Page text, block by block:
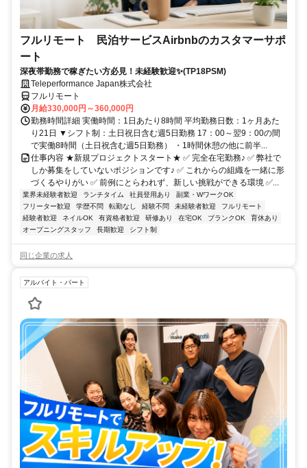
フルリモート 民泊サービスAirbnbのカスタマーサポ
ート
深夜帯勤務で稼ぎたい方必見！未経験歓迎✨(TP18PSM)
Teleperformance Japan株式会社
フルリモート
月給330,000円～360,000円
勤務時間詳細 実働時間：1日あたり8時間 平均勤務日数：1ヶ月あた
り21日 ▼シフト制：土日祝日含む週5日勤務 17：00～翌9：00の間
で実働8時間（土日祝含む週5日勤務） ・1時間休憩の他に前半...
仕事内容 ★新規プロジェクトスタート★ ✅ 完全在宅勤務♪ ✅ 弊社で
しか募集をしていないポジションです♪ ✅ これからの組織を一緒に形
づくるやりがい ✅ 前例にとらわれず、新しい挑戦ができる環境 ✅...
業界未経験者歓迎 ランチタイム 社員登用あり
副業・WワークOK
フリーター歓迎
学歴不問 転勤なし 経験不問 未経験者歓迎
フルリモート
経験者歓迎
ネイルOK 有資格者歓迎 研修あり 在宅OK ブランクOK
育休あり
オープニングスタッフ
長期歓迎 シフト制
同じ企業の求人
アルバイト・パート